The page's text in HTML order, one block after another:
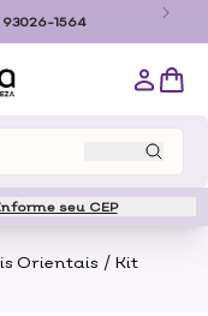
93026-1564
seu CEP
Orientais / Kit